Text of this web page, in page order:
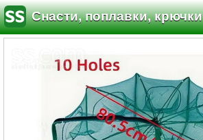
Снасти, поплавки, крючки